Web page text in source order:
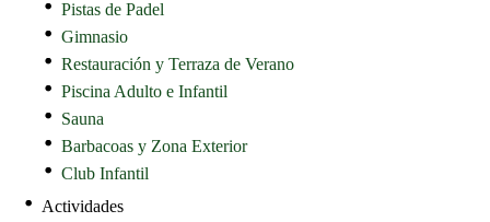
Pistas de Padel
Gimnasio
Restauración y Terraza de Verano
Piscina Adulto e Infantil
Sauna
Barbacoas y Zona Exterior
Club Infantil
Actividades